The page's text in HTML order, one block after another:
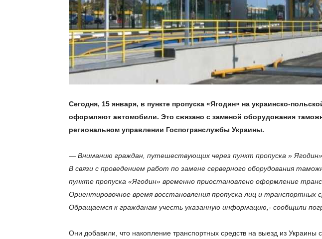
Сегодня, 15 января, в пункте пропуска «Ягодин» на украинско-
оформляют автомобили. Это связано с заменой оборудования
региональном управлении Госпогранслужбы Украины.
— Вниманию граждан, путешествующих через пункт пропуска » Ягодин»
В связи с проведением работ по замене серверного оборудования
пункте пропуска «Ягодин» временно приостановлено оформление
Ориентировочное время восстановления пропуска лиц и транспортных
Обращаемся к гражданам учесть указанную информацию,- сообщили
Они добавили, что накопление транспортных средств на выезд из Украины